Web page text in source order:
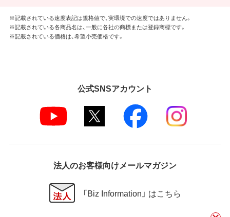
※記載されている速度表記は規格値で、実環境での速度ではありません。
※記載されている各商品名は、一般に各社の商標または登録商標です。
※記載されている価格は、希望小売価格です。
公式SNSアカウント
法人のお客様向けメールマガジン
「Biz Information」 はこちら